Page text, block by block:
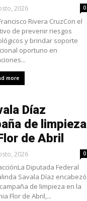
2026 0
Rivera CruzCon el
de prevenir riesgos
y brindar soporte
oportuno en
more
Díaz
de limpieza
de Abril
2026 0
Diputada Federal
Savala Díaz encabezó
de limpieza en la
Flor de Abril,...